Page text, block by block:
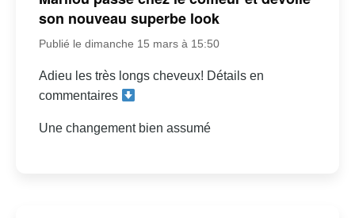
son nouveau superbe look
Publié le dimanche 15 mars à 15:50
Adieu les très longs cheveux! Détails en
commentaires
Une changement bien assumé